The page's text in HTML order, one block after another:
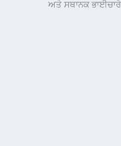
ਅਤੇ ਸਥਾਨਕ